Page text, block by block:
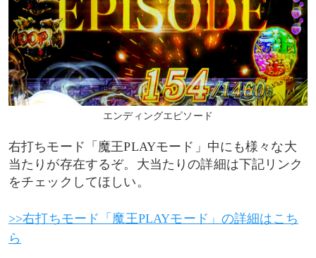
エンディングエピソード
右打ちモード「魔王PLAYモード」中にも様々な大
当たりが存在するぞ。大当たりの詳細は下記リンク
をチェックしてほしい。
>>右打ちモード「魔王PLAYモード」の詳細はこち
ら